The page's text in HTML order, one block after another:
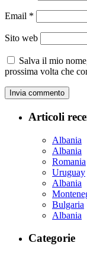
Email *
Sito web
Salva il mio
prossima volta che
Articoli
Albania
Albania
Romania
Uruguay
Albania
Bulgaria
Albania
Categorie